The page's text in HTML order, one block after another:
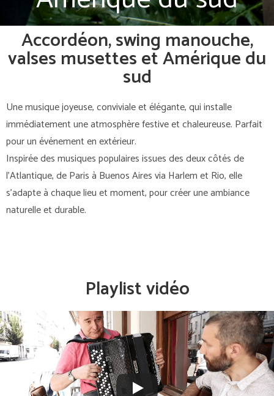
Accordéon, swing manouche,
valses musettes et Amérique du
sud
Une musique joyeuse, conviviale et élégante, qui installe
immédiatement une atmosphère festive et chaleureuse. Parfait
pour un événement en extérieur.
Inspirée des musiques populaires issues des deux côtés de
l’Atlantique, de Paris à Buenos Aires via Harlem et Rio, elle
s’adapte à chaque lieu et moment, pour créer une ambiance
naturelle et durable.
Playlist vidéo